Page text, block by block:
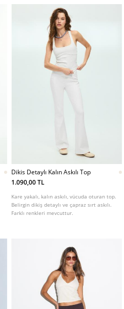
Dikis Detaylı Kalın Askılı Top
1.090,00 TL
Kare yakalı, kalın askılı, vücuda oturan top.
Belirgin dikiş detaylı ve çapraz sırt askılı.
Farklı renkleri mevcuttur.